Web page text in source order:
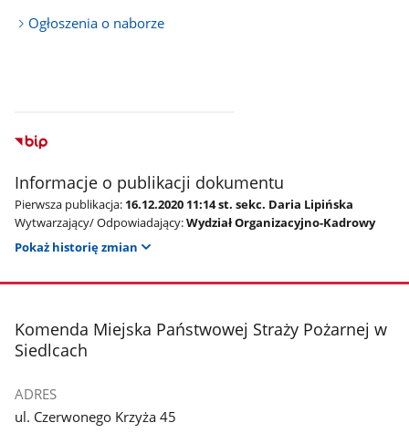
Ogłoszenia o naborze
Informacje o publikacji dokumentu
Pierwsza publikacja: 16.12.2020 11:14 st. sekc. Daria Lipińska
Wytwarzający/ Odpowiadający:Wydział Organizacyjno-Kadrowy
Pokaż historię zmian
stopka
Komenda Miejska Państwowej Straży Pożarnej w
Siedlcach
ADRES
ul. Czerwonego Krzyża 45